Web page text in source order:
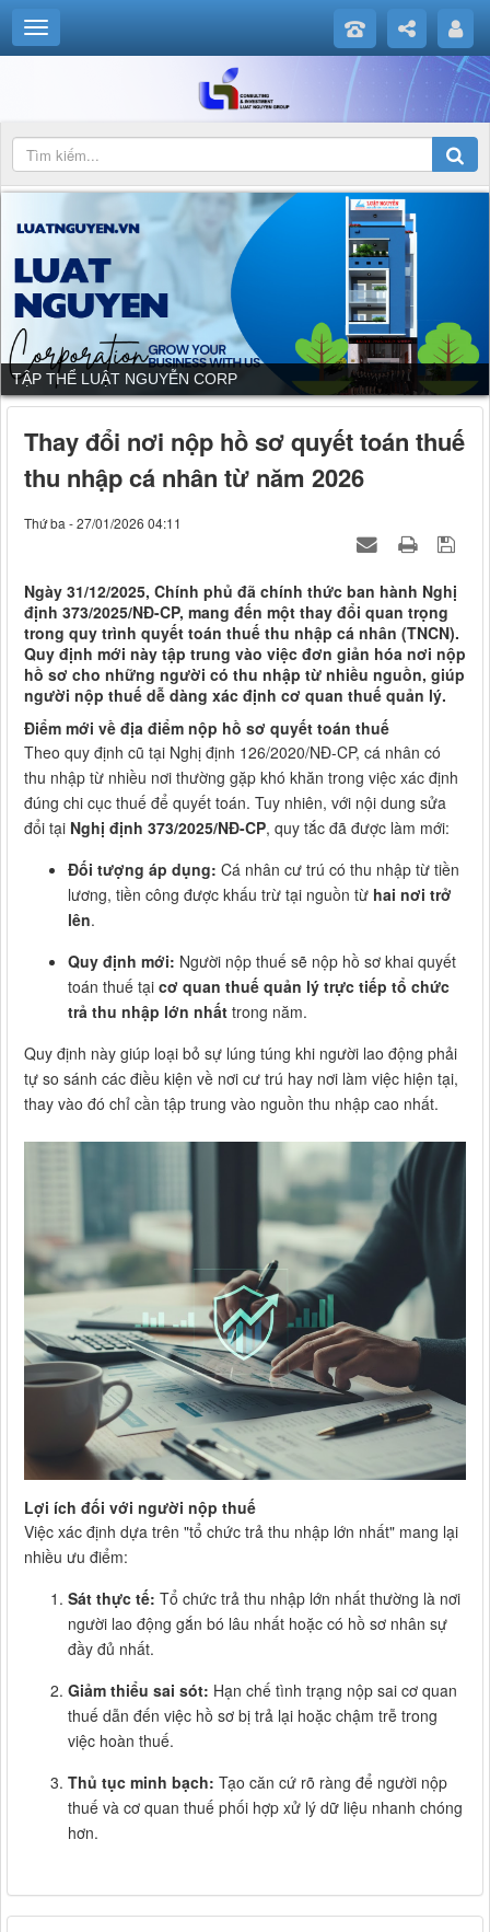
TẬP THỂ LUẬT NGUYỄN CORP
Thay đổi nơi nộp hồ sơ quyết toán thuế
thu nhập cá nhân từ năm 2026
Thứ ba - 27/01/2026 04:11
Ngày 31/12/2025, Chính phủ đã chính thức ban hành Nghị
định 373/2025/NĐ-CP, mang đến một thay đổi quan trọng
trong quy trình quyết toán thuế thu nhập cá nhân (TNCN).
Quy định mới này tập trung vào việc đơn giản hóa nơi nộp
hồ sơ cho những người có thu nhập từ nhiều nguồn, giúp
người nộp thuế dễ dàng xác định cơ quan thuế quản lý.
Điểm mới về địa điểm nộp hồ sơ quyết toán thuế
Theo quy định cũ tại Nghị định 126/2020/NĐ-CP, cá nhân có
thu nhập từ nhiều nơi thường gặp khó khăn trong việc xác định
đúng chi cục thuế để quyết toán. Tuy nhiên, với nội dung sửa
đổi tại Nghị định 373/2025/NĐ-CP, quy tắc đã được làm mới:
Đối tượng áp dụng: Cá nhân cư trú có thu nhập từ tiền
lương, tiền công được khấu trừ tại nguồn từ hai nơi trở
lên.
Quy định mới: Người nộp thuế sẽ nộp hồ sơ khai quyết
toán thuế tại cơ quan thuế quản lý trực tiếp tổ chức
trả thu nhập lớn nhất trong năm.
Quy định này giúp loại bỏ sự lúng túng khi người lao động phải
tự so sánh các điều kiện về nơi cư trú hay nơi làm việc hiện tại,
thay vào đó chỉ cần tập trung vào nguồn thu nhập cao nhất.
Lợi ích đối với người nộp thuế
Việc xác định dựa trên "tổ chức trả thu nhập lớn nhất" mang lại
nhiều ưu điểm:
Sát thực tế: Tổ chức trả thu nhập lớn nhất thường là nơi
người lao động gắn bó lâu nhất hoặc có hồ sơ nhân sự
đầy đủ nhất.
Giảm thiểu sai sót: Hạn chế tình trạng nộp sai cơ quan
thuế dẫn đến việc hồ sơ bị trả lại hoặc chậm trễ trong
việc hoàn thuế.
Thủ tục minh bạch: Tạo căn cứ rõ ràng để người nộp
thuế và cơ quan thuế phối hợp xử lý dữ liệu nhanh chóng
hơn.